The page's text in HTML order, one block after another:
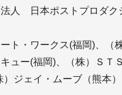
人 日本ポストプロダク
ート・ワークス(福岡)、（
ュー(福岡)、（株）ＳＴ
ジェイ・ムーブ（熊本）